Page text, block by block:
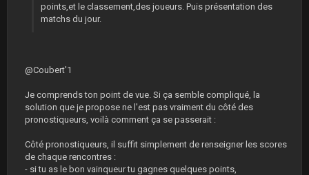
points,et le classement,des joueurs. Puis présentation des
matchs du jour.
@Coubert'1
Je comprends ton point de vue. Si ça semble compliqué, la
solution que je propose ne l'est pas vraiment du côté des
pronostiqueurs, voilà comment ça se passerait :
Côté pronostiqueurs, il suffit simplement de renseigner les scores
de chaque rencontres :
- si tu as le bon vainqueur tu gagnes quelques points,